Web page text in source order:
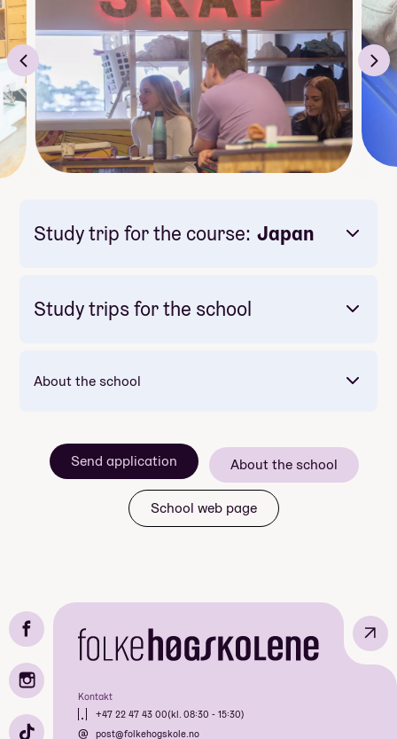
Study trip for the course: Japan
Study trips for the school
Mandatory: Yes
Price: Included in course price
Duration: 3 dager
Meals included per day: 3
About the school
Send application About the school
School web page
Kontakt
+47 22 47 43 00(kl. 08:30 - 15:30)
post@folkehogskole.no
↗